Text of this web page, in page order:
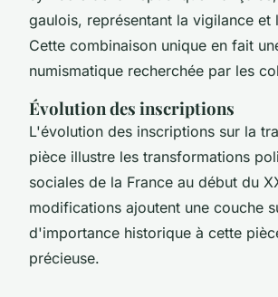
gaulois, représentant la vigilance et
Cette combinaison unique en fait
numismatique recherchée par les
Évolution des inscriptions
L'évolution des inscriptions sur la
pièce illustre les transformations
sociales de la France au début du
modifications ajoutent une couche
d'importance historique à cette
précieuse.